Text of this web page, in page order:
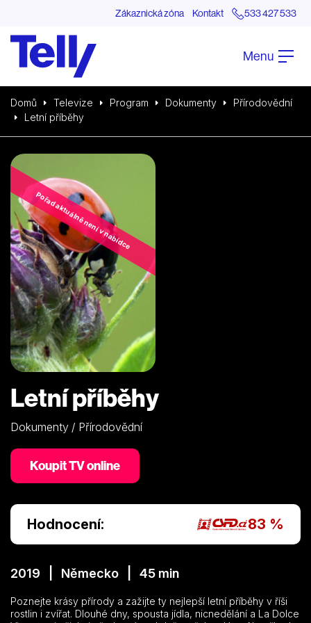
Zákaznická zóna Kontakt 533 427 533
Menu
Domů Televize Program Dokumenty
Přírodovědní
Letní příběhy
Pořad aktuálně není v nabídce
Letní příběhy
Dokumenty / Přírodovědní
Koupit TV online
Hodnocení: 83 %
2019 | Německo | 45 min
Poznejte krásy přírody a zažijte ty nejlepší letní příběhy v říši
rostlin i zvířat. Dlouhé dny, spousta jídla, nicnedělání a La Dolce